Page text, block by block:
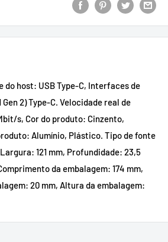
host: USB Type-C, Interfaces de
Gen 2) Type-C. Velocidade real de
s, Cor do produto: Cinzento,
Alumínio, Plástico. Tipo de fonte
121 mm, Profundidade: 23,5
da embalagem: 174 mm,
20 mm, Altura da embalagem: